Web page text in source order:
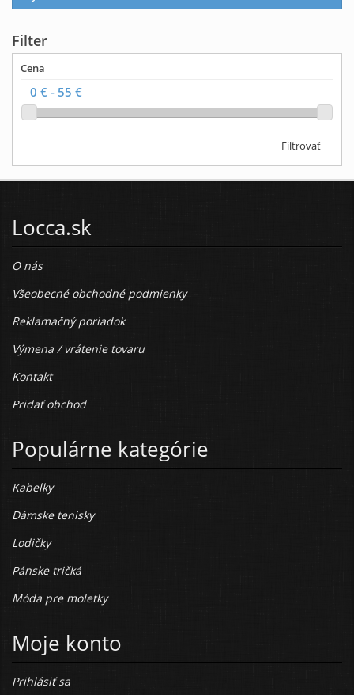
Filter
Cena
Filtrovať
Locca.sk
O nás
Všeobecné obchodné podmienky
Reklamačný poriadok
Výmena / vrátenie tovaru
Kontakt
Pridať obchod
Populárne kategórie
Kabelky
Dámske tenisky
Lodičky
Pánske tričká
Móda pre moletky
Moje konto
Prihlásiť sa